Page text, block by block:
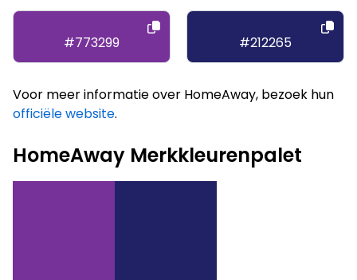
#773299 #212265
Voor meer informatie over HomeAway, bezoek hun
officiële website.
HomeAway Merkkleurenpalet